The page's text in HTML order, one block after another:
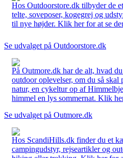
Hos Outdoorstore.dk tilbyder de
telte, soveposer, kogegrej og
til nye højder. Klik her for at se
Se udvalget på Outdoorstore.dk
På Outmore.dk har de alt, hvad
outdoor oplevelser, om du så skal
natur, en cykeltur op af
himmel en lys sommernat. Klik
Se udvalget på Outmore.dk
Hos ScandiHills.dk finder du et
campingudstyr, rejseartikler og